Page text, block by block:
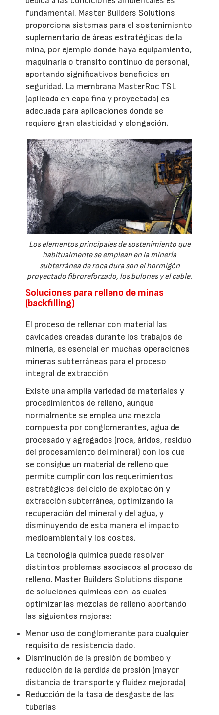
fundamental. Master Builders Solutions
proporciona sistemas para el sostenimiento
suplementario de áreas estratégicas de la
mina, por ejemplo donde haya equipamiento,
maquinaria o transito continuo de personal,
aportando significativos beneficios en
seguridad. La membrana MasterRoc TSL
(aplicada en capa fina y proyectada) es
adecuada para aplicaciones donde se
requiere gran elasticidad y elongación.
Los elementos principales de sostenimiento que
habitualmente se emplean en la minería
subterránea de roca dura son el hormigón
proyectado fibroreforzado, los bulones y el cable.
Soluciones para relleno de minas
(backfilling)
El proceso de rellenar con material las
cavidades creadas durante los trabajos de
minería, es esencial en muchas operaciones
mineras subterráneas para el proceso
integral de extracción.
Existe una amplia variedad de materiales y
procedimientos de relleno, aunque
normalmente se emplea una mezcla
compuesta por conglomerantes, agua de
procesado y agregados (roca, áridos, residuo
del procesamiento del mineral) con los que
se consigue un material de relleno que
permite cumplir con los requerimientos
estratégicos del ciclo de explotación y
extracción subterránea, optimizando la
recuperación del mineral y del agua, y
disminuyendo de esta manera el impacto
medioambiental y los costes.
La tecnología química puede resolver
distintos problemas asociados al proceso de
relleno. Master Builders Solutions dispone
de soluciones químicas con las cuales
optimizar las mezclas de relleno aportando
las siguientes mejoras:
Menor uso de conglomerante para cualquier
requisito de resistencia dado.
Disminución de la presión de bombeo y
reducción de la perdida de presión (mayor
distancia de transporte y fluidez mejorada)
Reducción de la tasa de desgaste de las
tuberías